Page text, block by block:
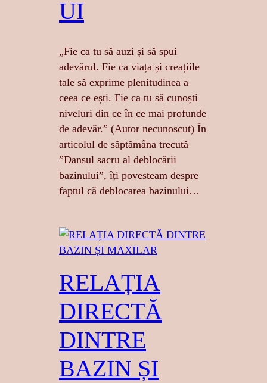
UI
„Fie ca tu să auzi și să spui
adevărul. Fie ca viața și creațiile
tale să exprime plenitudinea a
ceea ce ești. Fie ca tu să cunoști
niveluri din ce în ce mai profunde
de adevăr.” (Autor necunoscut) În
articolul de săptămâna trecută
”Dansul sacru al deblocării
bazinului”, îți povesteam despre
faptul că deblocarea bazinului…
RELAȚIA
DIRECTĂ
DINTRE
BAZIN ȘI